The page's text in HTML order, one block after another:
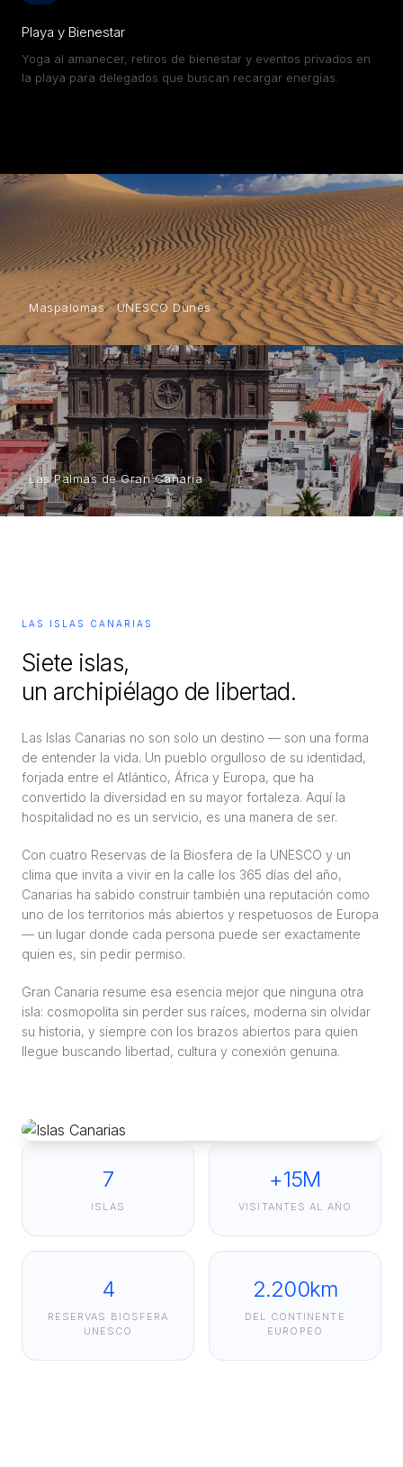
Playa y Bienestar
Yoga al amanecer, retiros de bienestar y eventos privados en
la playa para delegados que buscan recargar energías.
Maspalomas · UNESCO Dunes
Las Palmas de Gran Canaria
LAS ISLAS CANARIAS
Siete islas,
un archipiélago de libertad.
Las Islas Canarias no son solo un destino — son una forma
de entender la vida. Un pueblo orgulloso de su identidad,
forjada entre el Atlántico, África y Europa, que ha
convertido la diversidad en su mayor fortaleza. Aquí la
hospitalidad no es un servicio, es una manera de ser.
Con cuatro Reservas de la Biosfera de la UNESCO y un
clima que invita a vivir en la calle los 365 días del año,
Canarias ha sabido construir también una reputación como
uno de los territorios más abiertos y respetuosos de Europa
— un lugar donde cada persona puede ser exactamente
quien es, sin pedir permiso.
Gran Canaria resume esa esencia mejor que ninguna otra
isla: cosmopolita sin perder sus raíces, moderna sin olvidar
su historia, y siempre con los brazos abiertos para quien
llegue buscando libertad, cultura y conexión genuina.
7
ISLAS
+15M
VISITANTES AL AÑO
4
RESERVAS BIOSFERA
UNESCO
2.200km
DEL CONTINENTE
EUROPEO